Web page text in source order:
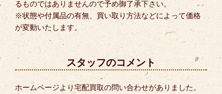
るものではありませんので予め御了承下さい。
※状態や付属品の有無、買い取り方法などによって価格
が変動いたします。
スタッフのコメント
ホームページより宅配買取の問い合わせがありました。